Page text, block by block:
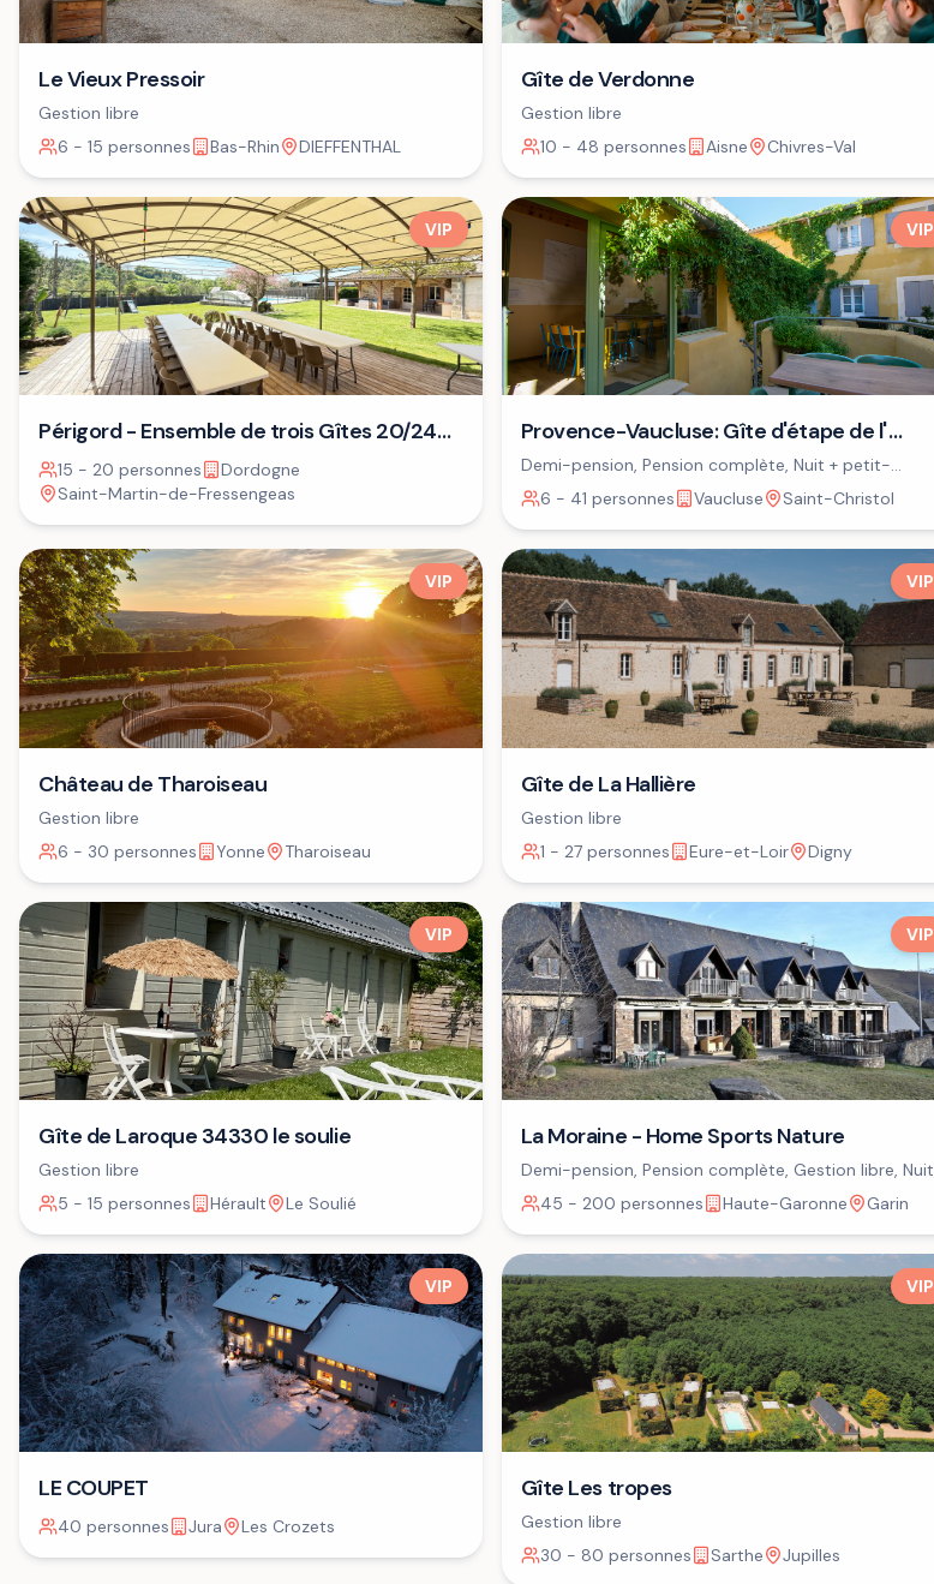
Le Vieux Pressoir
Gestion libre
6 - 15 personnes
Bas-Rhin DIEFFENTHAL
Gîte de Verdonne
Gestion libre
10 - 48 personnes
Aisne Chivres-Val
VIP
Périgord - Ensemble de trois Gîtes 20/24
personnes⁷
15 - 20 personnes
Dordogne
Saint-Martin-de-Fressengeas
VIP
Provence-Vaucluse: Gîte d'étape de l'
ASPA
Demi-pension, Pension complète, Nuit + petit-
déjeuner
6 - 41 personnes Vaucluse Saint-Christol
VIP
Château de Tharoiseau
Gestion libre
6 - 30 personnes
Yonne Tharoiseau
VIP
Gîte de La Hallière
Gestion libre
1 - 27 personnes
Eure-et-Loir Digny
VIP
Gîte de Laroque 34330 le soulie
Gestion libre
5 - 15 personnes
Hérault Le Soulié
VIP
La Moraine - Home Sports Nature
Demi-pension, Pension complète, Gestion libre, Nuit
+ petit-déjeuner
45 - 200 personnes Haute-Garonne Garin
VIP
LE COUPET
40 personnes Jura Les Crozets
VIP
Gîte Les tropes
Gestion libre
30 - 80 personnes
Sarthe Jupilles